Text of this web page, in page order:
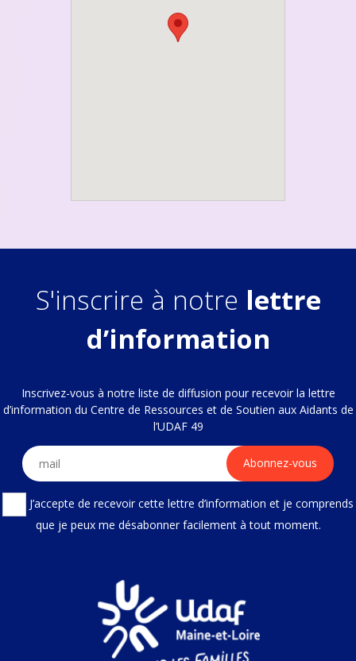
S'inscrire à notre lettre
d’information
Inscrivez-vous à notre liste de diffusion pour recevoir la lettre
d’information du Centre de Ressources et de Soutien aux Aidants de
l’UDAF 49
J’accepte de recevoir cette lettre d’information et je comprends
que je peux me désabonner facilement à tout moment.